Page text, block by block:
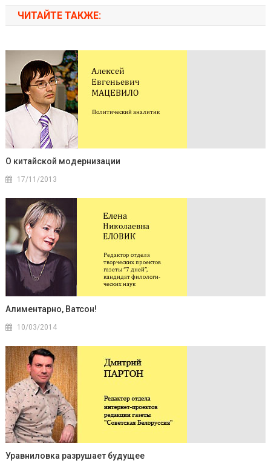
ЧИТАЙТЕ ТАКЖЕ:
О китайской модернизации
17/11/2013
Алиментарно, Ватсон!
10/03/2014
Уравниловка разрушает будущее